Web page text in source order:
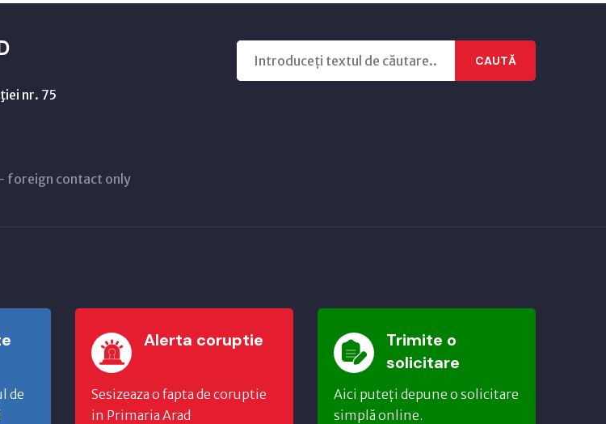
nr. 75
foreign contact only
CAUTĂ
de
Alerta coruptie
Sesizeaza o fapta de coruptie
in Primaria Arad
Trimite o
solicitare
Aici puteți depune o solicitare
simplă online.